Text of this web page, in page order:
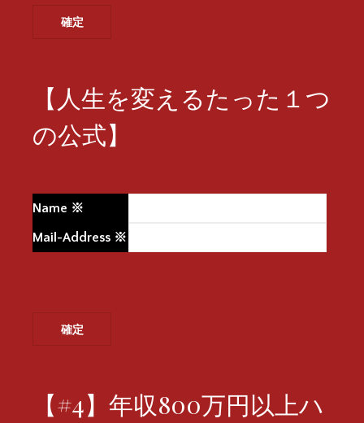
【人生を変えるたった１つ
の公式】
Name ※
Mail-Address ※
【#4】年収800万円以上ハ